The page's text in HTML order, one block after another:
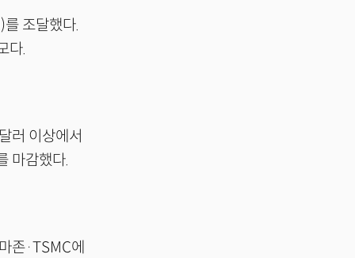
조달했다.
다.
러 이상에서
마감했다.
존·TSMC에